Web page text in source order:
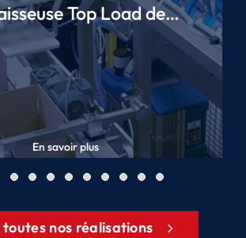
Top Load de
sachets
En savoir plus
toutes nos réalisations